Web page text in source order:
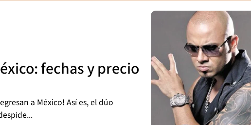
fechas y precio
a México! Así es, el dúo